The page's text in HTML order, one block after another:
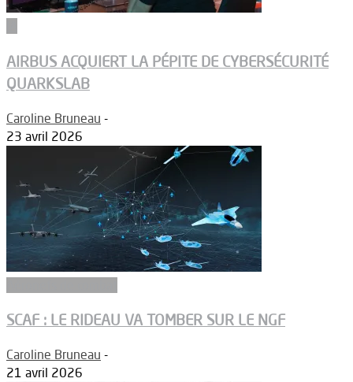
AIRBUS ACQUIERT LA PÉPITE DE CYBERSÉCURITÉ
QUARKSLAB
Caroline Bruneau -
23 avril 2026
SCAF : LE RIDEAU VA TOMBER SUR LE NGF
Caroline Bruneau -
21 avril 2026